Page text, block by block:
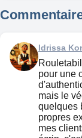
Idrissa
pour une
mais le
quelques
propres
mes